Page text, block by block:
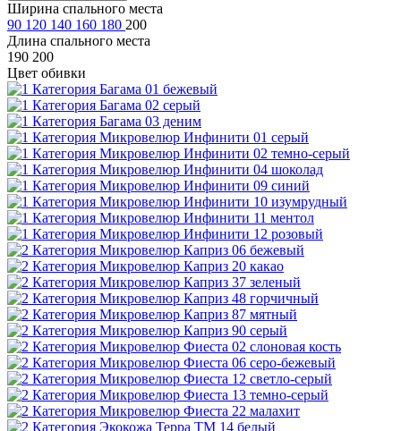
Ширина спального места
90 120 140 160 180 200
Длина спального места
190 200
Цвет обивки